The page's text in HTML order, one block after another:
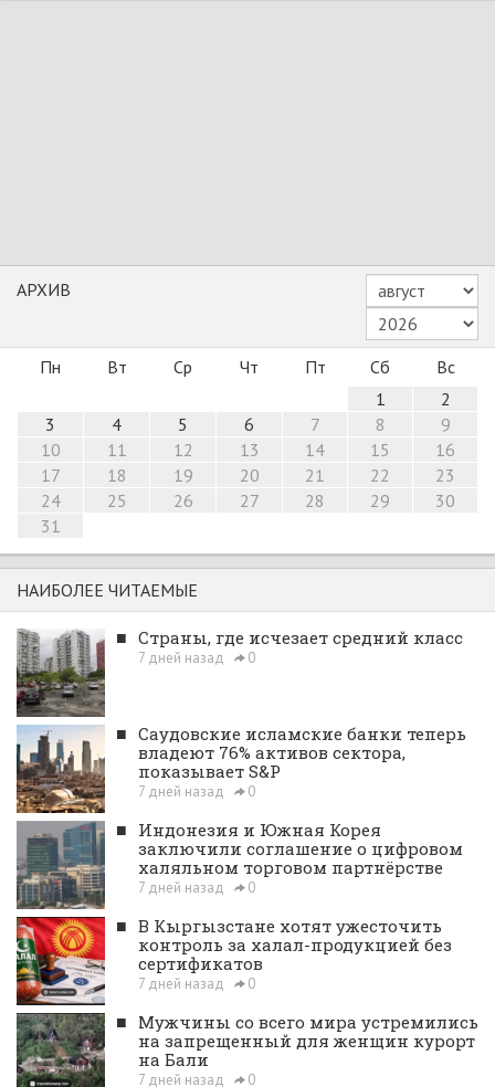
АРХИВ
Пн Вт Ср Чт Пт Сб
Вс
1
2
3
4 5 6 7 8
9
10
11 12 13 14 15
16
17
18 19 20 21 22
23
24
25 26 27 28 29
30
31
НАИБОЛЕЕ ЧИТАЕМЫЕ
■ Страны, где исчезает средний класс
7 дней назад 0
■ Саудовские исламские банки теперь
владеют 76% активов сектора,
показывает S&P
7 дней назад 0
■ Индонезия и Южная Корея
заключили соглашение о цифровом
халяльном торговом партнёрстве
7 дней назад 0
■ В Кыргызстане хотят ужесточить
контроль за халал-продукцией без
сертификатов
7 дней назад 0
■ Мужчины со всего мира устремились
на запрещенный для женщин курорт
на Бали
7 дней назад 0